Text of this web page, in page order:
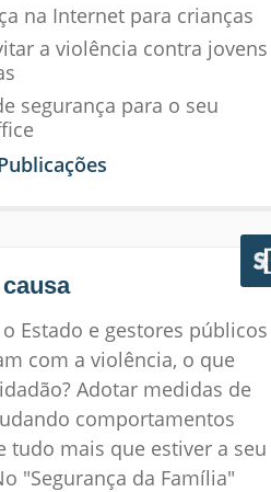
na Internet para crianças
a violência contra jovens
segurança para o seu
Estado e gestores públicos
com a violência, o que
Adotar medidas de
comportamentos
tudo mais que estiver a seu
"Segurança da Família"